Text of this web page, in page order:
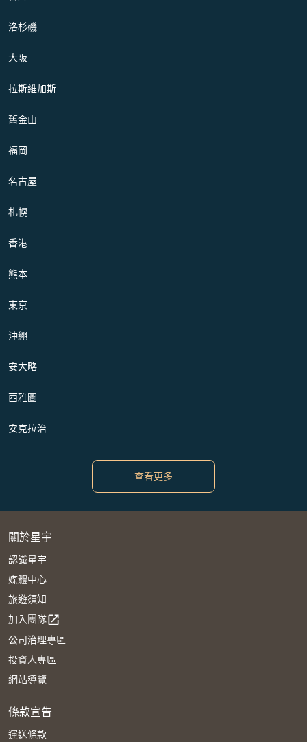
洛杉磯
大阪
拉斯維加斯
舊金山
福岡
名古屋
札幌
香港
熊本
東京
沖繩
安大略
西雅圖
安克拉治
查看更多
關於星宇
認識星宇
媒體中心
旅遊須知
加入團隊open_in_new
公司治理專區
投資人專區
網站導覽
條款宣告
運送條款